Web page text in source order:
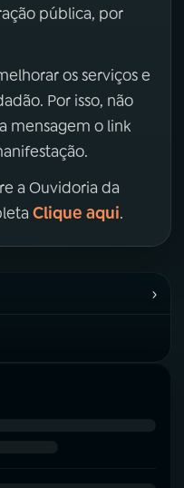
pública, por
os serviços e
Por isso, não
mensagem o link
a Ouvidoria da
Clique aqui.
›